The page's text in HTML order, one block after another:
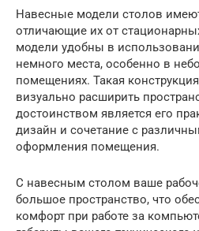
Навесные модели столов
отличающие их от
модели удобны в
немного места, особенно в
помещениях. Такая
визуально расширить
достоинством является его
дизайн и сочетание с
оформления помещения.
С навесным столом ваше
большое пространство, что
комфорт при работе за